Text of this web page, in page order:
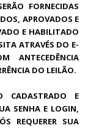
FORNECIDAS
APROVADOS E
E HABILITADO
ATRAVÉS DO E-
ANTECEDÊNCIA
DO LEILÃO.
CADASTRADO E
SENHA E LOGIN,
REQUERER SUA